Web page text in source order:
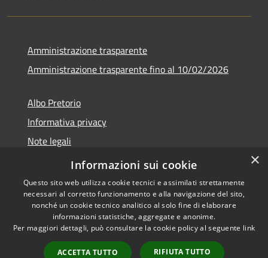
Amministrazione trasparente
Amministrazione trasparente fino al 10/02/2026
Albo Pretorio
Informativa privacy
Note legali
Dichiarazione di accessibilità
Accessibilità
Copyright © 2026 • Comune di
Sgurgola • Powered by
Municipium•
Accesso
×
Informazioni sui cookie
Questo sito web utilizza cookie tecnici e assimilati strettamente
necessari al corretto funzionamento e alla navigazione del sito,
nonché un cookie tecnico analitico al solo fine di elaborare
informazioni statistiche, aggregate e anonime.
Per maggiori dettagli, può consultare la cookie policy al seguente link
ACCETTA TUTTO RIFIUTA TUTTO